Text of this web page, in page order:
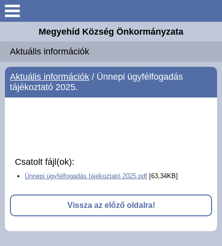
Keresés
Megyehíd
Elérhetőségek
Választási információk
Mesteremberek
Megyehíd Község Önkormányzata
Aktuális információk
Aktuális információk / Ünnepi ügyfélfogadás
tájékoztató 2025.
Csatolt fájl(ok):
Ünnepi ügyfélfogadás tájékoztató 2025.pdf [63,34KB]
Vissza az előző oldalra!